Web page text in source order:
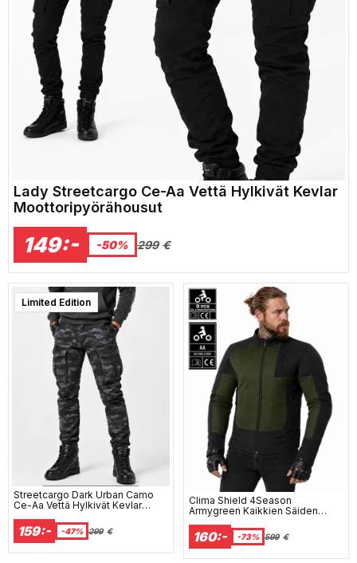
Lady Streetcargo Ce-Aa Vettä Hylkivät Kevlar
Moottoripyörähousut
149:- -50% 299 €
Limited Edition
Streetcargo Dark Urban Camo
Ce-Aa Vettä Hylkivät Kevlar
159:- -47% 299 €
Clima Shield 4Season
Armygreen Kaikkien Säiden
Moottoripyörätakki
160:- -73% 599 €